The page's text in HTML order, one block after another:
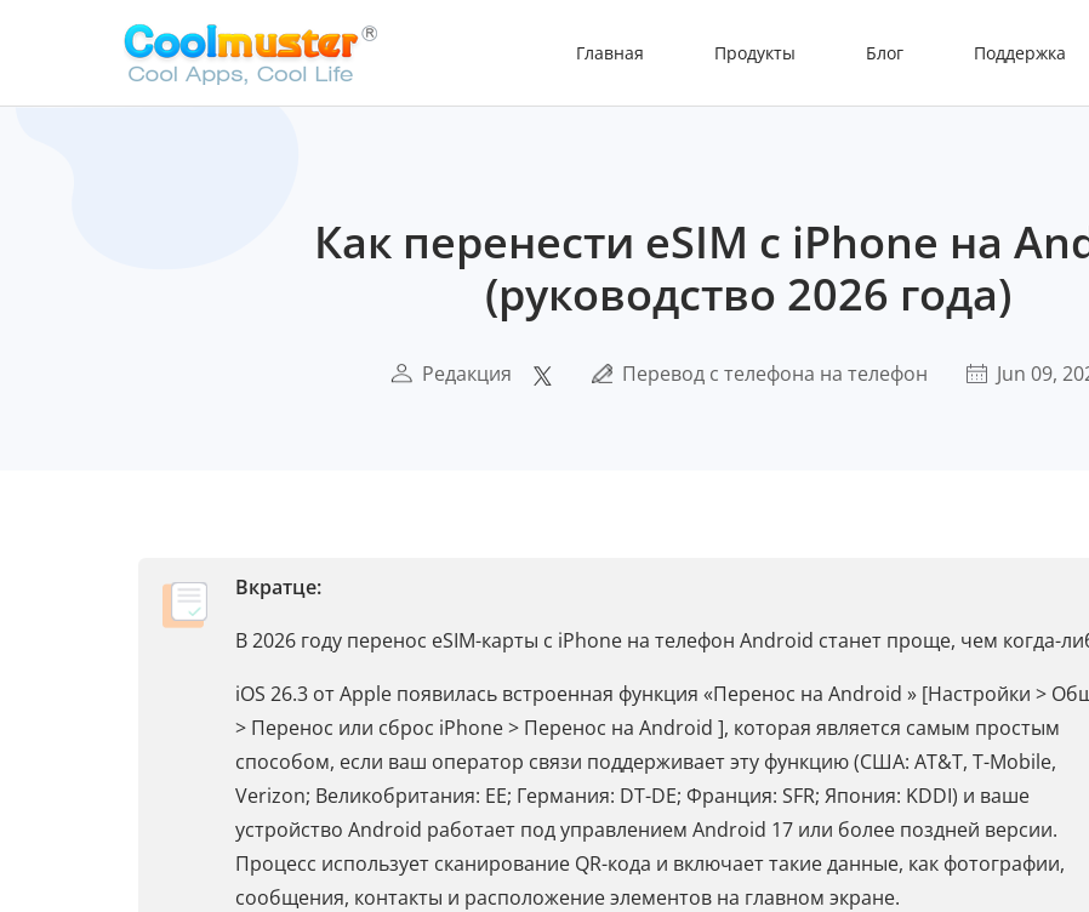
Главная Продукты Блог Поддержка
Как перенести eSIM с iPhone на
(руководство 2026 года)
Редакция Перевод с телефона на телефон Jun 09,
Вкратце:
В 2026 году перенос eSIM-карты с iPhone на телефон Android станет проще, чем когда-
iOS 26.3 от Apple появилась встроенная функция «Перенос на Android » [Настройки >
> Перенос или сброс iPhone > Перенос на Android ], которая является самым простым
способом, если ваш оператор связи поддерживает эту функцию (США: AT&T, T-Mobile,
Verizon; Великобритания: EE; Германия: DT-DE; Франция: SFR; Япония: KDDI) и ваше
устройство Android работает под управлением Android 17 или более поздней версии.
Процесс использует сканирование QR-кода и включает такие данные, как фотографии,
сообщения, контакты и расположение элементов на главном экране.